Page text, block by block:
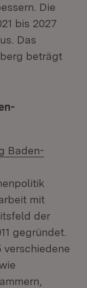
Die
bis 2027
Das
beträgt
Baden-
mit
der
gegründet.
verschiedene